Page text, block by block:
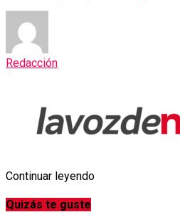
Redacción
Continuar leyendo
Quizás te guste